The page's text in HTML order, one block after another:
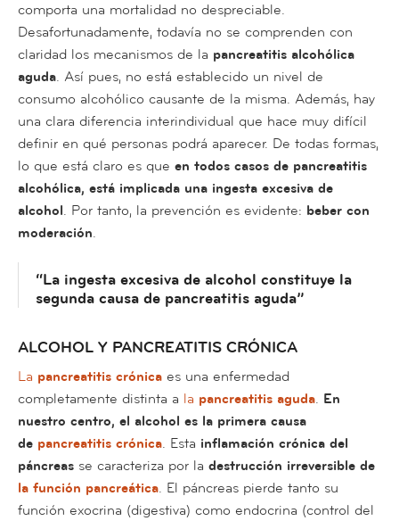
comporta una mortalidad no despreciable.
Desafortunadamente, todavía no se comprenden con
claridad los mecanismos de la pancreatitis alcohólica
aguda. Así pues, no está establecido un nivel de
consumo alcohólico causante de la misma. Además, hay
una clara diferencia interindividual que hace muy difícil
definir en qué personas podrá aparecer. De todas formas,
lo que está claro es que en todos casos de pancreatitis
alcohólica, está implicada una ingesta excesiva de
alcohol. Por tanto, la prevención es evidente: beber con
moderación.
“La ingesta excesiva de alcohol constituye la
segunda causa de pancreatitis aguda”
ALCOHOL Y PANCREATITIS CRÓNICA
La pancreatitis crónica es una enfermedad
completamente distinta a la pancreatitis aguda. En
nuestro centro, el alcohol es la primera causa
de pancreatitis crónica. Esta inflamación crónica del
páncreas se caracteriza por la destrucción irreversible de
la función pancreática. El páncreas pierde tanto su
función exocrina (digestiva) como endocrina (control del